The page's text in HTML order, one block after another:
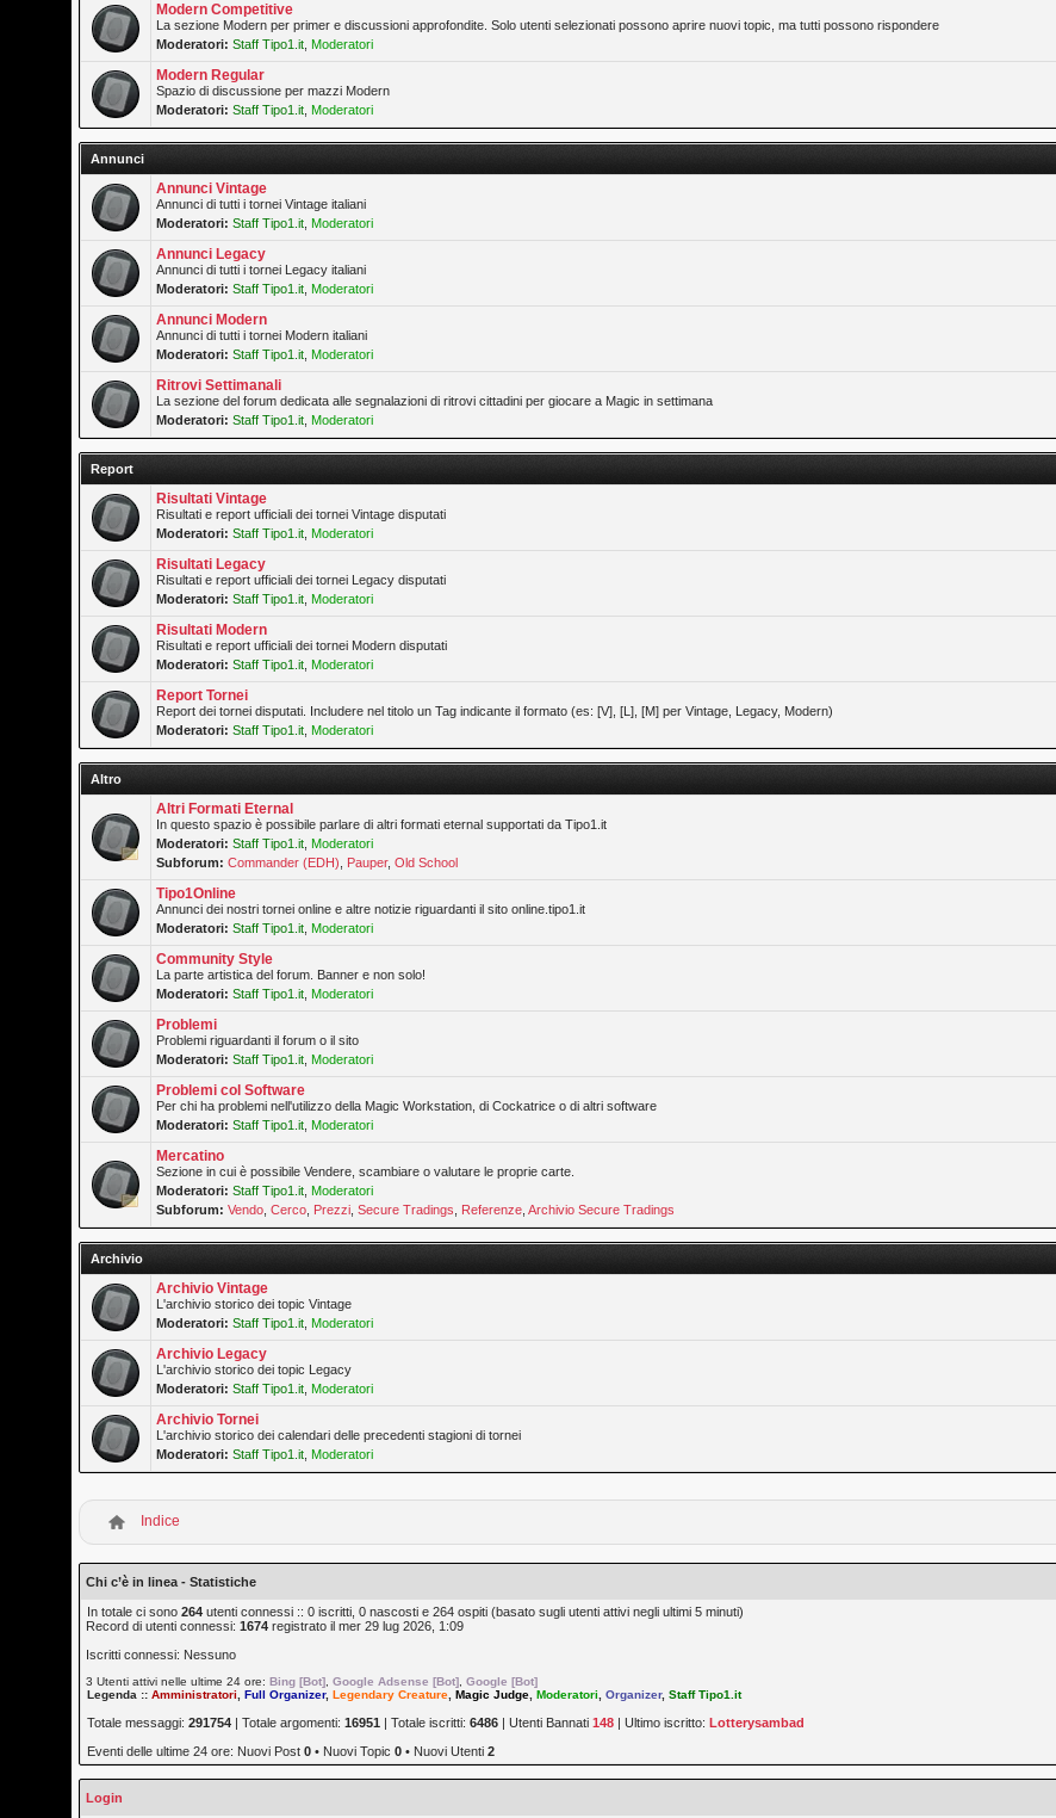
Modern Competitive
La sezione Modern per primer e discussioni approfondite. Solo utenti selezionati possono aprire nuovi topic, ma tutti possono rispondere
Moderatori: Staff Tipo1.it Moderatori
Modern Regular
Spazio di discussione per mazzi Modern
Moderatori: Staff Tipo1.it Moderatori
Annunci
Annunci Vintage
Annunci di tutti i tornei Vintage italiani
Moderatori: Staff Tipo1.it Moderatori
Annunci Legacy
Annunci di tutti i tornei Legacy italiani
Moderatori: Staff Tipo1.it Moderatori
Annunci Modern
Annunci di tutti i tornei Modern italiani
Moderatori: Staff Tipo1.it Moderatori
Ritrovi Settimanali
La sezione del forum dedicata alle segnalazioni di ritrovi cittadini per giocare a Magic in settimana
Moderatori: Staff Tipo1.it Moderatori
Report
Risultati Vintage
Risultati e report ufficiali dei tornei Vintage disputati
Moderatori: Staff Tipo1.it Moderatori
Risultati Legacy
Risultati e report ufficiali dei tornei Legacy disputati
Moderatori: Staff Tipo1.it Moderatori
Risultati Modern
Risultati e report ufficiali dei tornei Modern disputati
Moderatori: Staff Tipo1.it Moderatori
Report Tornei
Report dei tornei disputati. Includere nel titolo un Tag indicante il formato (es: [V], [L], [M] per Vintage, Legacy, Modern)
Moderatori: Staff Tipo1.it Moderatori
Altro
Altri Formati Eternal
In questo spazio è possibile parlare di altri formati eternal supportati da Tipo1.it
Moderatori: Staff Tipo1.it Moderatori
Subforum:Commander (EDH) Pauper,Old School
Tipo1Online
Annunci dei nostri tornei online e altre notizie riguardanti il sito online.tipo1.it
Moderatori: Staff Tipo1.it Moderatori
Community Style
La parte artistica del forum. Banner e non solo!
Moderatori: Staff Tipo1.it Moderatori
Problemi
Problemi riguardanti il forum o il sito
Moderatori: Staff Tipo1.it Moderatori
Problemi col Software
Per chi ha problemi nell'utilizzo della Magic Workstation, di Cockatrice o di altri software
Moderatori: Staff Tipo1.it Moderatori
Mercatino
Sezione in cui è possibile Vendere, scambiare o valutare le proprie carte.
Moderatori: Staff Tipo1.it Moderatori
Subforum:Vendo ,Cerco Prezzi ,Secure Tradings Referenze ,Archivio Secure Tradings
Archivio
Archivio Vintage
L'archivio storico dei topic Vintage
Moderatori: Staff Tipo1.it Moderatori
Archivio Legacy
L'archivio storico dei topic Legacy
Moderatori: Staff Tipo1.it Moderatori
Archivio Tornei
L'archivio storico dei calendari delle precedenti stagioni di tornei
Moderatori: Staff Tipo1.it Moderatori
Indice
Chi c’è in linea - Statistiche
In totale ci sono264 utenti connessi :: 0 iscritti, 0 nascosti e 264 ospiti (basato sugli utenti attivi negli ultimi 5 minuti)
Record di utenti connessi:1674 registrato il mer 29 lug 2026, 1:09
Iscritti connessi: Nessuno
3 Utenti attivi nelle ultime 24 ore:Bing [Bot] ,Google Adsense [Bot] ,Google [Bot]
Legenda ::Amministratori ,Full Organizer,Legendary Creature ,Magic Judge ,Moderatori ,Organizer,Staff Tipo1.it
Totale messaggi:291754 | Totale argomenti:16951 | Totale iscritti:6486 | Utenti Bannati148 | Ultimo iscritto:Lotterysambad
Eventi delle ultime 24 ore: Nuovi Post0 • Nuovi Topic0 • Nuovi Utenti2
Login